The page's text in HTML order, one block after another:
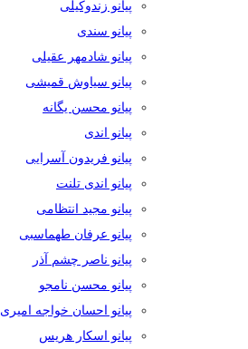
پیانو زندوکیلی
پیانو سندی
پیانو شادمهر عقیلی
پیانو سیاوش قمیشی
پیانو محسن یگانه
پیانو اندی
پیانو فریدون آسرایی
پیانو اندی تلنت
پیانو مجید انتظامی
پیانو عرفان طهماسبی
پیانو ناصر چشم آذر
پیانو محسن نامجو
پیانو احسان خواجه امیری
پیانو اسکار هریس